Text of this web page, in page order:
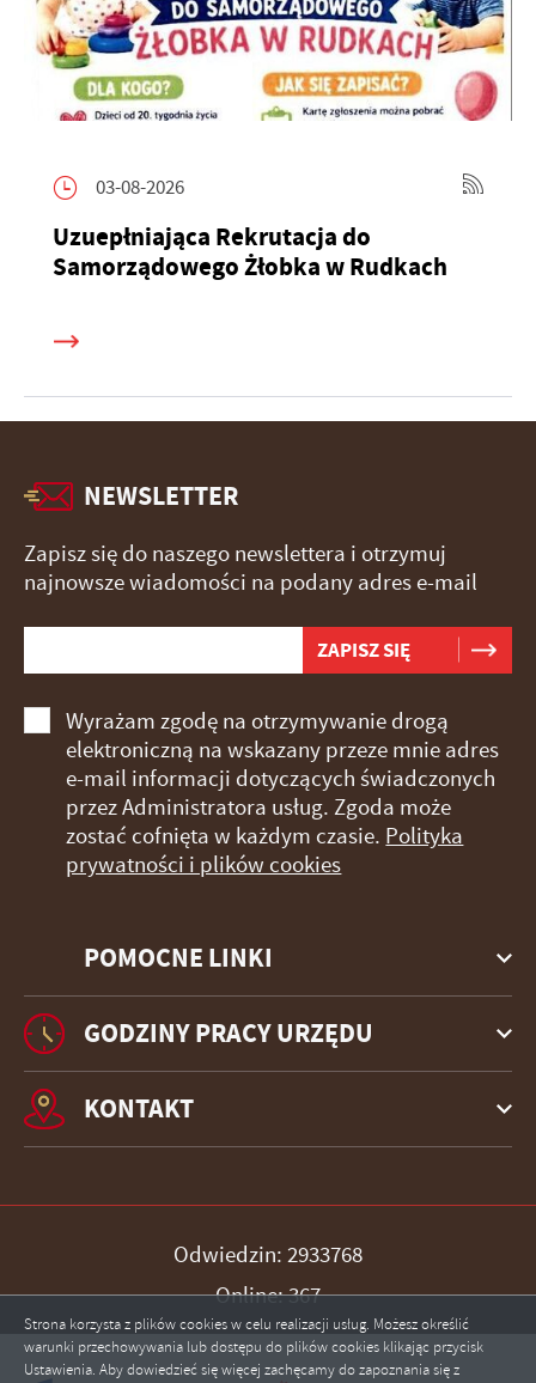
03-08-2026
Uzuepłniająca Rekrutacja do
Samorządowego Żłobka w Rudkach
POMOCNE LINKI
NEWSLETTER
Zapisz się do naszego newslettera i otrzymuj
najnowsze wiadomości na podany adres e-mail
Wyrażam zgodę na otrzymywanie drogą
elektroniczną na wskazany przeze mnie adres
e-mail informacji dotyczących świadczonych
przez Administratora usług. Zgoda może
zostać cofnięta w każdym czasie. Polityka
prywatności i plików cookies
GODZINY PRACY URZĘDU
KONTAKT
Odwiedzin: 2933768
Online: 367
Strona korzysta z plików cookies w celu realizacji usług. Możesz określić
warunki przechowywania lub dostępu do plików cookies klikając przycisk
Ustawienia. Aby dowiedzieć się więcej zachęcamy do zapoznania się z